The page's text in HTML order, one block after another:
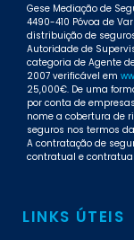
Gese Mediação de
4490-410 Póvoa de
distribuição de
Autoridade de
categoria de Agente
2007 verificável em
25,000€. De uma
por conta de
nome a cobertura de
seguros nos termos
A contratação de
contratual e
LINKS ÚTEIS